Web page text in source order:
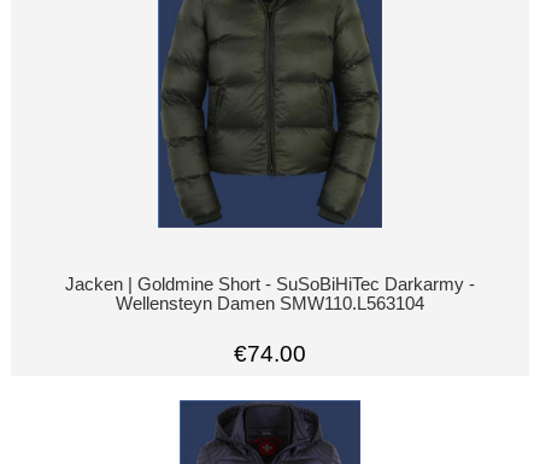
Jacken | Goldmine Short - SuSoBiHiTec Darkarmy -
Wellensteyn Damen SMW110.L563104
€74.00